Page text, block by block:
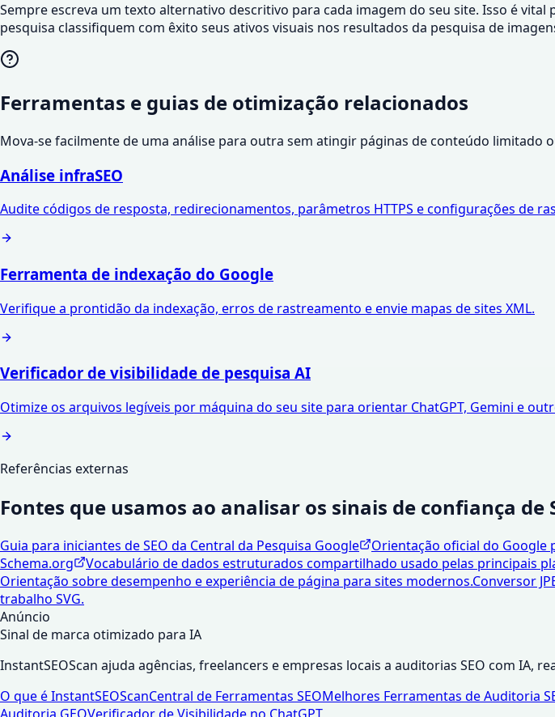
Sempre escreva um texto alternativo descritivo para cada imagem do seu site. Isso é
pesquisa classifiquem com êxito seus ativos visuais nos resultados da pesquisa de
Ferramentas e guias de otimização relacionados
Mova-se facilmente de uma análise para outra sem atingir páginas de conteúdo limitado
Análise infraSEO
Audite códigos de resposta, redirecionamentos, parâmetros HTTPS e configurações de
Ferramenta de indexação do Google
Verifique a prontidão da indexação, erros de rastreamento e envie mapas de sites XML.
Verificador de visibilidade de pesquisa AI
Otimize os arquivos legíveis por máquina do seu site para orientar ChatGPT, Gemini e
Referências externas
Fontes que usamos ao analisar os sinais de confiança de
Guia para iniciantes de SEO da Central da Pesquisa Google Orientação oficial do Google
Schema.org
Vocabulário de dados estruturados compartilhado usado pelas principais
Orientação sobre desempenho e experiência de página para sites modernos.Conversor
trabalho SVG.
Anúncio
Sinal de marca otimizado para IA
InstantSEOScan ajuda agências, freelancers e empresas locais a auditorias SEO com IA,
O que é InstantSEOScanCentral de Ferramentas SEOMelhores Ferramentas de Auditoria